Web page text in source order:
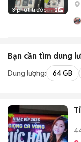
3 phút trước 2
Bạn cần tìm dung
Dung lượng: 64 GB